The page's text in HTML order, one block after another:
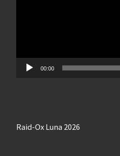
00:00
Raid-Ox Luna 2026